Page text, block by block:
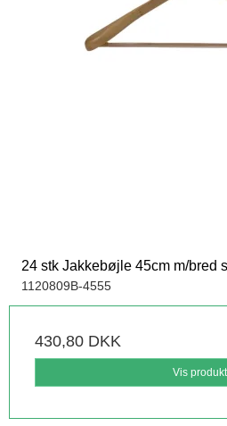
24 stk Jakkebøjle 45cm m/bred
1120809B-4555
430,80 DKK
Vis produkt